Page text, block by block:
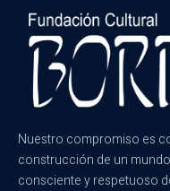
Nuestro compromiso es
construcción de un
consciente y respetuoso